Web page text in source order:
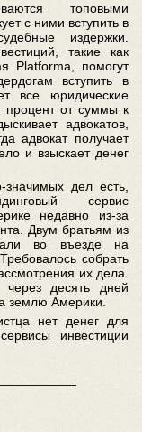
топовыми
с ними вступить в
издержки.
такие как
Platforma, помогут
вступить в
все юридические
процент от суммы к
адвокатов,
адвокат получает
и взыскает денег
значимых дел есть,
сервис
недавно из-за
Двум братьям из
во въезде на
собрать
их дела.
десять дней
землю Америки.
нет денег для
инвестиции